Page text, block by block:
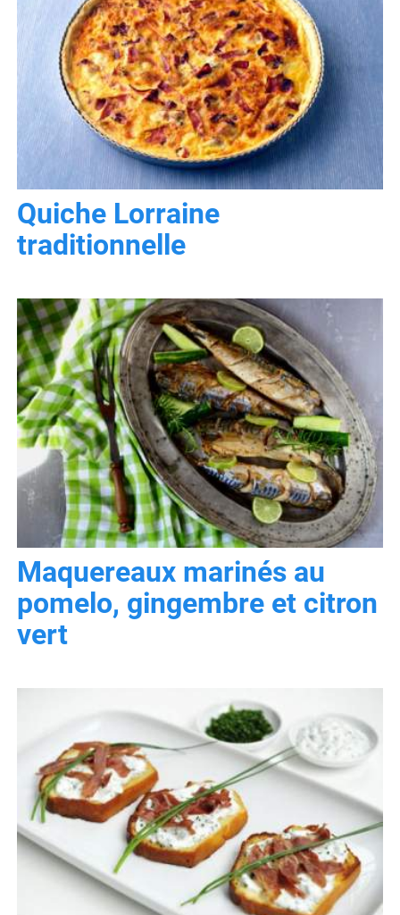
Quiche Lorraine
traditionnelle
Maquereaux marinés au
pomelo, gingembre et citron
vert